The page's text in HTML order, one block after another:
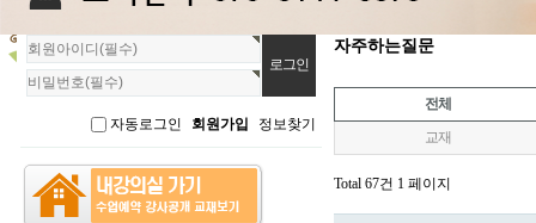
회
원
로
자동로그인 회원가입 정보찾기
자주하는질문
전체
교재
Total 67건 1 페이지